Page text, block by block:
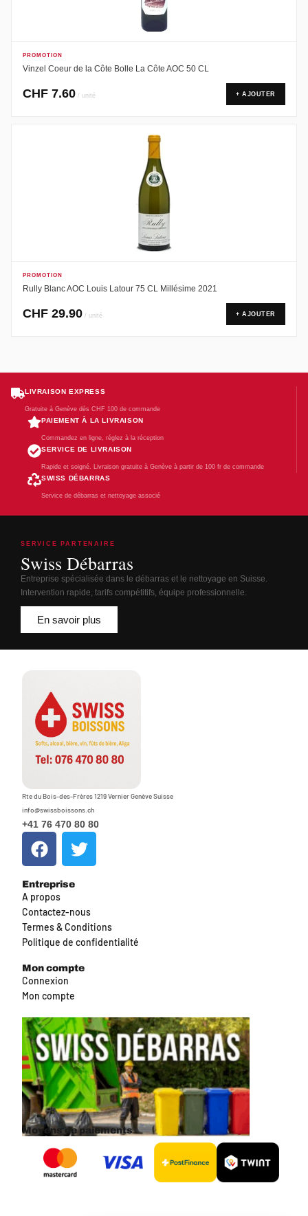
PROMOTION
Vinzel Coeur de la Côte Bolle La Côte AOC 50 CL
CHF 7.60 / unité + AJOUTER
PROMOTION
Rully Blanc AOC Louis Latour 75 CL Millésime 2021
CHF 29.90 / unité + AJOUTER
LIVRAISON EXPRESS
Gratuite à Genève dès CHF 100 de commande
PAIEMENT À LA LIVRAISON
Commandez en ligne, réglez à la réception
SERVICE DE LIVRAISON
Rapide et soigné. Livraison gratuite à Genève à partir de 100 fr de commande
SWISS DÉBARRAS
Service de débarras et nettoyage associé
SERVICE PARTENAIRE
Swiss Débarras
Entreprise spécialisée dans le débarras et le nettoyage en Suisse.
Intervention rapide, tarifs compétitifs, équipe professionnelle.
En savoir plus
Rte du Bois-des-Frères 1219 Vernier Genève Suisse
info@swissboissons.ch
+41 76 470 80 80
Entreprise
A propos
Contactez-nous
Termes & Conditions
Politique de confidentialité
Mon compte
Connexion
Mon compte
Moyens de paiements